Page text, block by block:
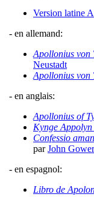
Version latine A
- en allemand:
Apollonius von
Neustadt
Apollonius von
- en anglais:
Apollonius of
Kynge Appolyn
Confessio
parJohn Gower
- en espagnol:
Libro de